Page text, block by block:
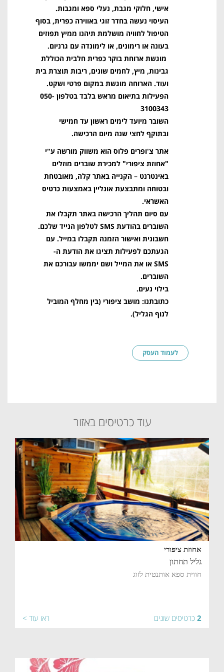
אישי, חלוקי מגבת, נעלי ספא ומגבות.
העיסוי נעשה בחדר זוגי באווירה כפרית, בסוף
הטיפול לחוויה מושלמת תיהנו ממיץ תפוזים
בעונה או רימונים, או לימונדה עם גרניום.
מוגשת ארוחת בוקר כפרית חלבית הכוללת
גבינות, מיץ, לחמים שונים, ריבות תוצרת בית
ועוד. הארוחה מוגשת במקום פרטי ושקט.
הפעילות בתיאום מראש בלבד בטלפון 050-
3100343
השובר מיועד לימים ראשון עד חמישי
ובתוקף לחצי שנה מיום הרכישה.
אתר צ'ופרים פלוס הוא משווק מורשה ע"י
"אחוזת ציפורי" למכירת שוברים מוזלים
באינטרנט – הקנייה באתר קלה, מאובטחת
ובטוחה ומתבצעת אונליין באמצעות כרטיס
האשראי.
עם סיום תהליך הרכישה באתר תקבלו את
השוברים בהודעת SMS לטלפון הנייד שלכם.
חשבונית ואישור הזמנה תקבלו במייל. עם
הגעתכם לפעילות תציגו את הודעת ה-
SMS או את המייל ושם יממשו עבורכם את
השוברים.
בילוי נעים.
כתובתנו: מושב ציפורי (בין מחלף המוביל
לנוף הגליל).
לעמוד העסק
עוד כרטיסים באזור
אחוזת ציפורי
גליל תחתון
חווית ספא אותנטית לזוג
2 כרטיסים שונים ראו עוד >